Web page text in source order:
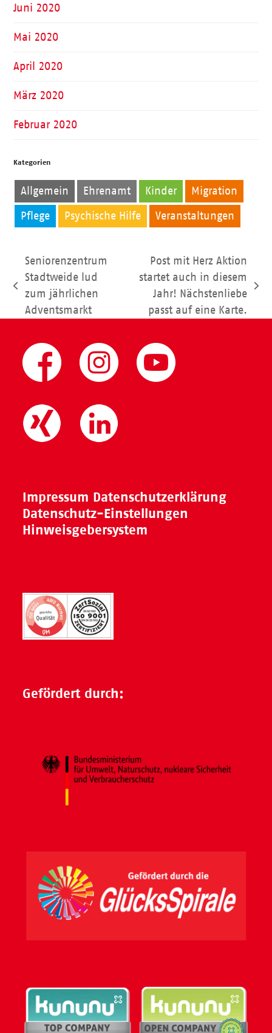
Juni 2020
Mai 2020
April 2020
März 2020
Februar 2020
Kategorien
Allgemein Ehrenamt Kinder Migration
Pflege Psychische Hilfe Veranstaltungen
vorheriger
Beitrag:
Seniorenzentrum
Stadtweide lud
zum jährlichen
Adventsmarkt
Nächster
Beitrag:
Post mit Herz Aktion
startet auch in diesem
Jahr! Nächstenliebe
passt auf eine Karte.
Impressum Datenschutzerklärung
Datenschutz-Einstellungen
Hinweisgebersystem
Gefördert durch: